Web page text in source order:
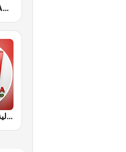
CAP RADIO MAROC
Radio Aljalia - راديو الجالية